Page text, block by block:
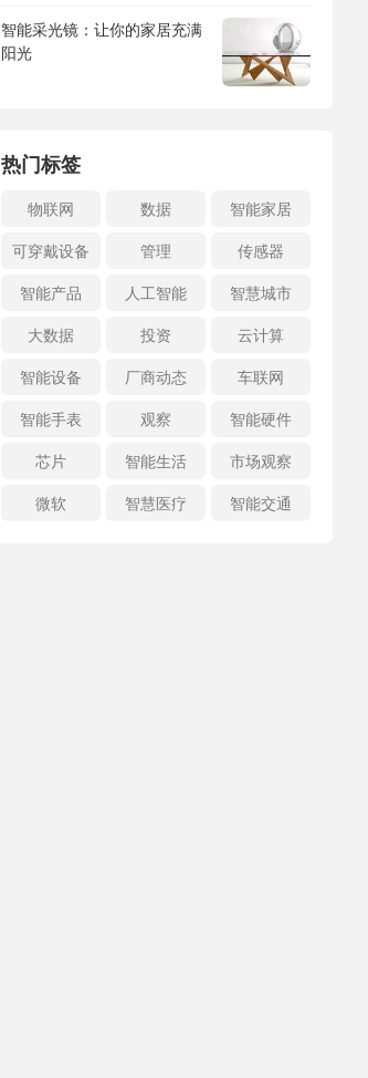
智能采光镜：让你的家居充满
阳光
热门标签
物联网 数据
智能家居
可穿戴设备
管理
传感器
智能产品
人工智能
智慧城市
大数据
投资
云计算
智能设备
厂商动态
车联网
智能手表
观察
智能硬件
芯片
智能生活
市场观察
微软
智慧医疗 智能交通